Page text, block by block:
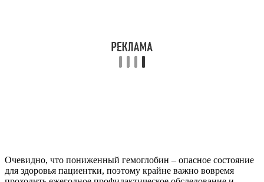
Очевидно, что пониженный гемоглобин – опасное состояние
для здоровья пациентки, поэтому крайне важно вовремя